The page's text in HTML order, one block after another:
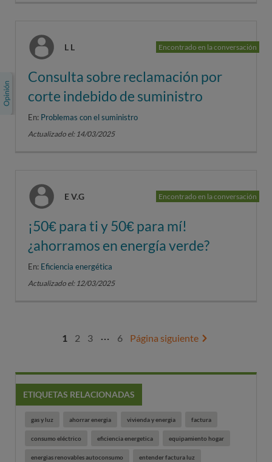
L L Encontrado en la conversación
Consulta sobre reclamación por
corte indebido de suministro
En: Problemas con el suministro
Actualizado el: 14/03/2025
E V.G Encontrado en la conversación
¡50€ para ti y 50€ para mí!
¿ahorramos en energía verde?
En: Eficiencia energética
Actualizado el: 12/03/2025
1 2 3 … 6 Página siguiente
ETIQUETAS RELACIONADAS
gas y luz ahorrar energia vivienda y energia factura
consumo eléctrico eficiencia energetica equipamiento hogar
energias renovables autoconsumo entender factura luz